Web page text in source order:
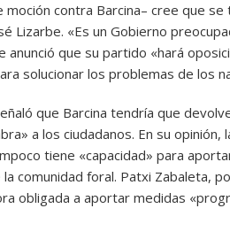
moción contra Barcina– cree que
Lizarbe. «Es un Gobierno
anunció que su partido «hará
solucionar los problemas de los
que Barcina tendría que
a los ciudadanos. En su
tiene «capacidad» para
comunidad foral. Patxi Zabaleta,
obligada a aportar medidas